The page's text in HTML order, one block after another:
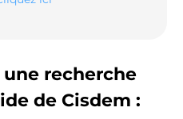
recherche
de Cisdem :